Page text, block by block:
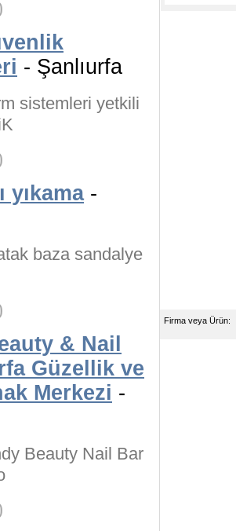
- Şanlıurfa
sistemleri yetkili
yıkama-
baza sandalye
& Nail
Güzellik ve
Merkezi -
Beauty Nail Bar
Firma veya Ürün: